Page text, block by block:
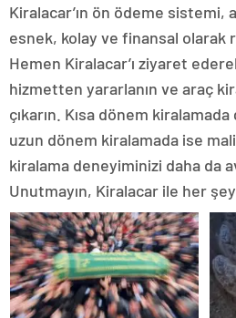
Kiralacar’ın ön ödeme sistemi,
esnek, kolay ve finansal olarak
Hemen Kiralacar’ı ziyaret
hizmetten yararlanın ve araç
çıkarın. Kısa dönem
uzun dönem kiralamada ise
kiralama deneyiminizi daha da
Unutmayın, Kiralacar ile her